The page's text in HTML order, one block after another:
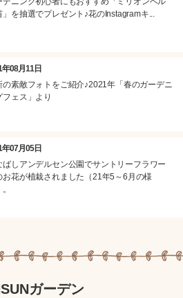
」を抽選でプレゼント♪花のInstagramキ...
年08月11日
の素敵フォトをご紹介♪2021年「春のガーデニ
フェス」より
年07月05日
ばしアンデルセン公園でサントリーフラワー
お花が植栽されました（21年5～6月の様
ガーデン